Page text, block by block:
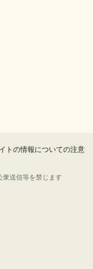
トの情報についての注意
衆送信等を禁じます